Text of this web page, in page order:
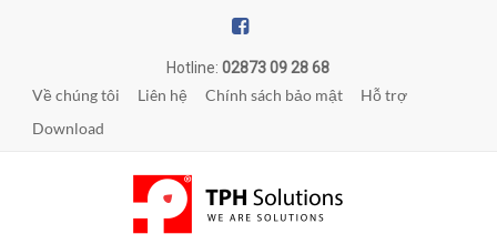
Hotline:02873 09 28 68
Về chúng tôi Liên hệ Chính sách bảo mật
Hỗ trợ
Download